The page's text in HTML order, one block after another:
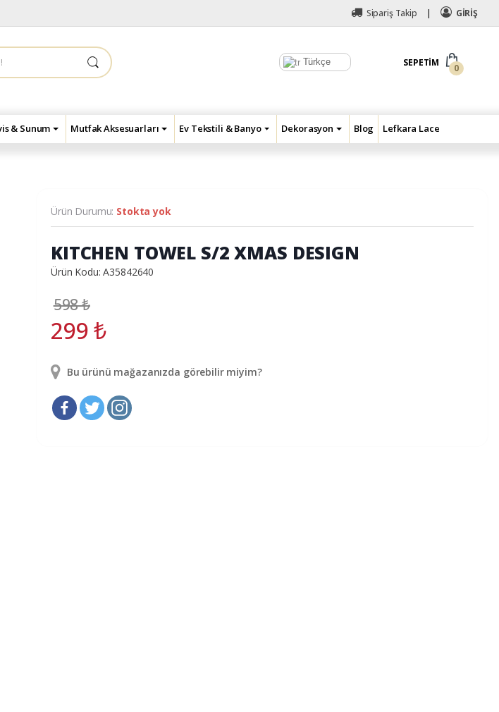
Sipariş Takip GİRİŞ
Türkçe SEPETIM
0
& Sunum Mutfak Aksesuarları Ev Tekstili & Banyo Dekorasyon Blog Lefkara Lace
Ürün Durumu: Stokta yok
KITCHEN TOWEL S/2 XMAS DESIGN
Ürün Kodu: A35842640
598₺
299₺
Bu ürünü mağazanızda görebilir miyim?